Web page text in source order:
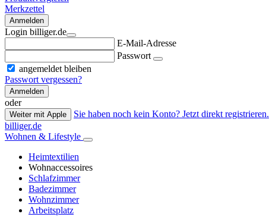
Merkzettel
Anmelden
Login billiger.de
E-Mail-Adresse
Passwort
angemeldet bleiben
Passwort vergessen?
Anmelden
oder
Weiter mit Apple
Sie haben noch kein Konto? Jetzt direkt registrieren.
billiger.de
Wohnen & Lifestyle
Heimtextilien
Wohnaccessoires
Schlafzimmer
Badezimmer
Wohnzimmer
Arbeitsplatz